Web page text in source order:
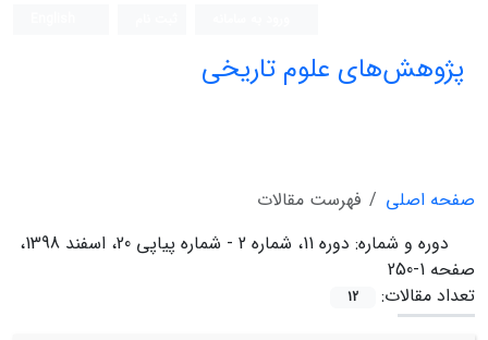
پژوهش‌های علوم تاریخی
صفحه اصلی
فهرست مقالات
دوره و شماره:
دوره 11، شماره 2 - شماره پیاپی 20، اسفند 1398،
صفحه 1-250
تعداد مقالات:
12